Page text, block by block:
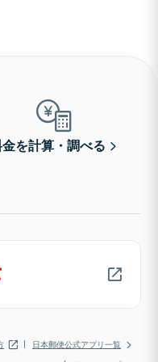
を計算・調べる
日本郵便公式アプリ一覧